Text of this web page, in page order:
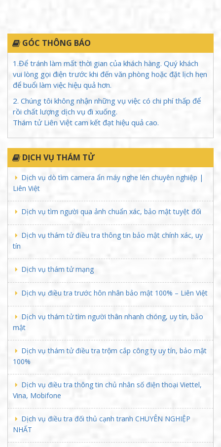
GÓC THÔNG BÁO
1.Để tránh làm mất thời gian của khách hàng. Quý khách
vui lòng gọi điện trước khi đến văn phòng hoặc đặt lịch hẹn
để buổi làm việc hiệu quả hơn.
2. Chúng tôi không nhận những vụ việc có chi phí thấp để
rồi chất lượng dịch vụ đi xuống.
Thám tử Liên Việt cam kết đạt hiệu quả cao.
DỊCH VỤ THÁM TỬ
Dịch vụ dò tìm camera ẩn máy nghe lén chuyên nghiệp |
Liên Việt
Dịch vụ tìm người qua ảnh chuẩn xác, bảo mật tuyệt đối
Dịch vụ thám tử điều tra thông tin bảo mật chính xác, uy
tín
Dịch vụ thám tử mạng
Dịch vụ điều tra trước hôn nhân bảo mật 100% – Liên Việt
Dịch vụ thám tử tìm người thân nhanh chóng, uy tín, bảo
mật
Dịch vụ thám tử điều tra trộm cắp công ty uy tín, bảo mật
100%
Dịch vụ điều tra thông tin chủ nhân số điện thoại Viettel,
Vina, Mobifone
Dịch vụ điều tra đối thủ cạnh tranh CHUYÊN NGHIỆP
NHẤT